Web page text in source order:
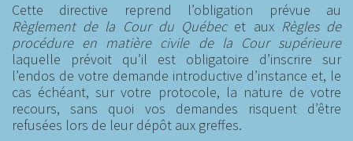
Cette directive reprend l’obligation prévue au
Règlement de la Cour du Québecet aux Règles de
procédure en matière civile de la Cour supérieure
laquelle prévoit qu’il est obligatoire d’inscrire sur
l’endos de votre demande introductive d’instance et, le
cas échéant, sur votre protocole, la nature de votre
recours, sans quoi vos demandes risquent d’être
refusées lors de leur dépôt aux greffes.